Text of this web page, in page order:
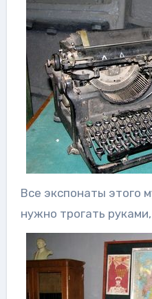
Все экспонаты этого
нужно трогать